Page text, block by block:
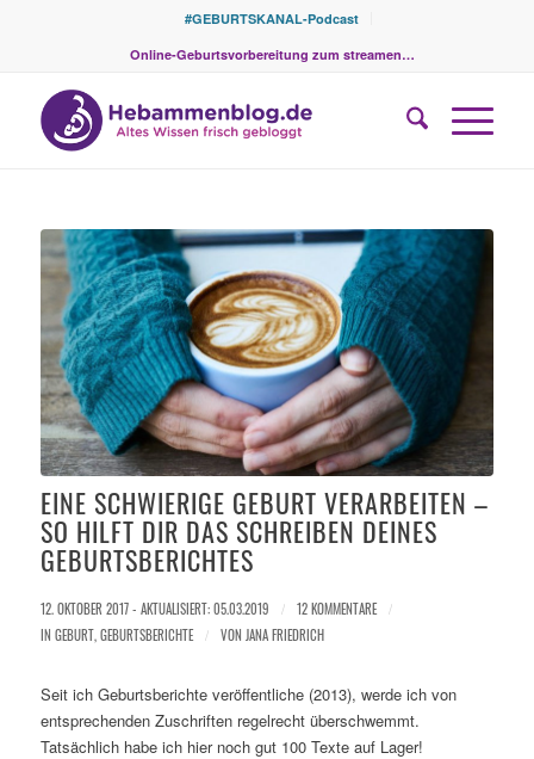
#GEBURTSKANAL-Podcast
Online-Geburtsvorbereitung zum streamen…
EINE SCHWIERIGE GEBURT VERARBEITEN –
SO HILFT DIR DAS SCHREIBEN DEINES
GEBURTSBERICHTES
12. OKTOBER 2017 - AKTUALISIERT: 05.03.2019 / 12 KOMMENTARE
/
IN GEBURT,GEBURTSBERICHTE / VON JANA FRIEDRICH
Seit ich Geburtsberichte veröffentliche (2013), werde ich von
entsprechenden Zuschriften regelrecht überschwemmt.
Tatsächlich habe ich hier noch gut 100 Texte auf Lager!